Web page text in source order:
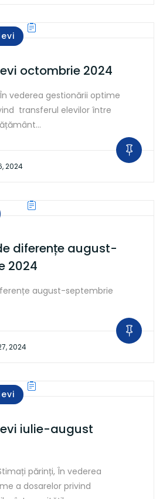
octombrie 2024
vederea gestionării optime
transferul elevilor între
2024
diferențe august-
2024
august-septembrie
2024
iulie-august
părinți, În vederea
a dosarelor privind